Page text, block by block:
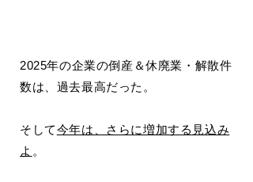
2025年の企業の倒産＆休廃業・解散件
数は、過去最高だった。
そして今年は、さらに増加する見込み
よ 。